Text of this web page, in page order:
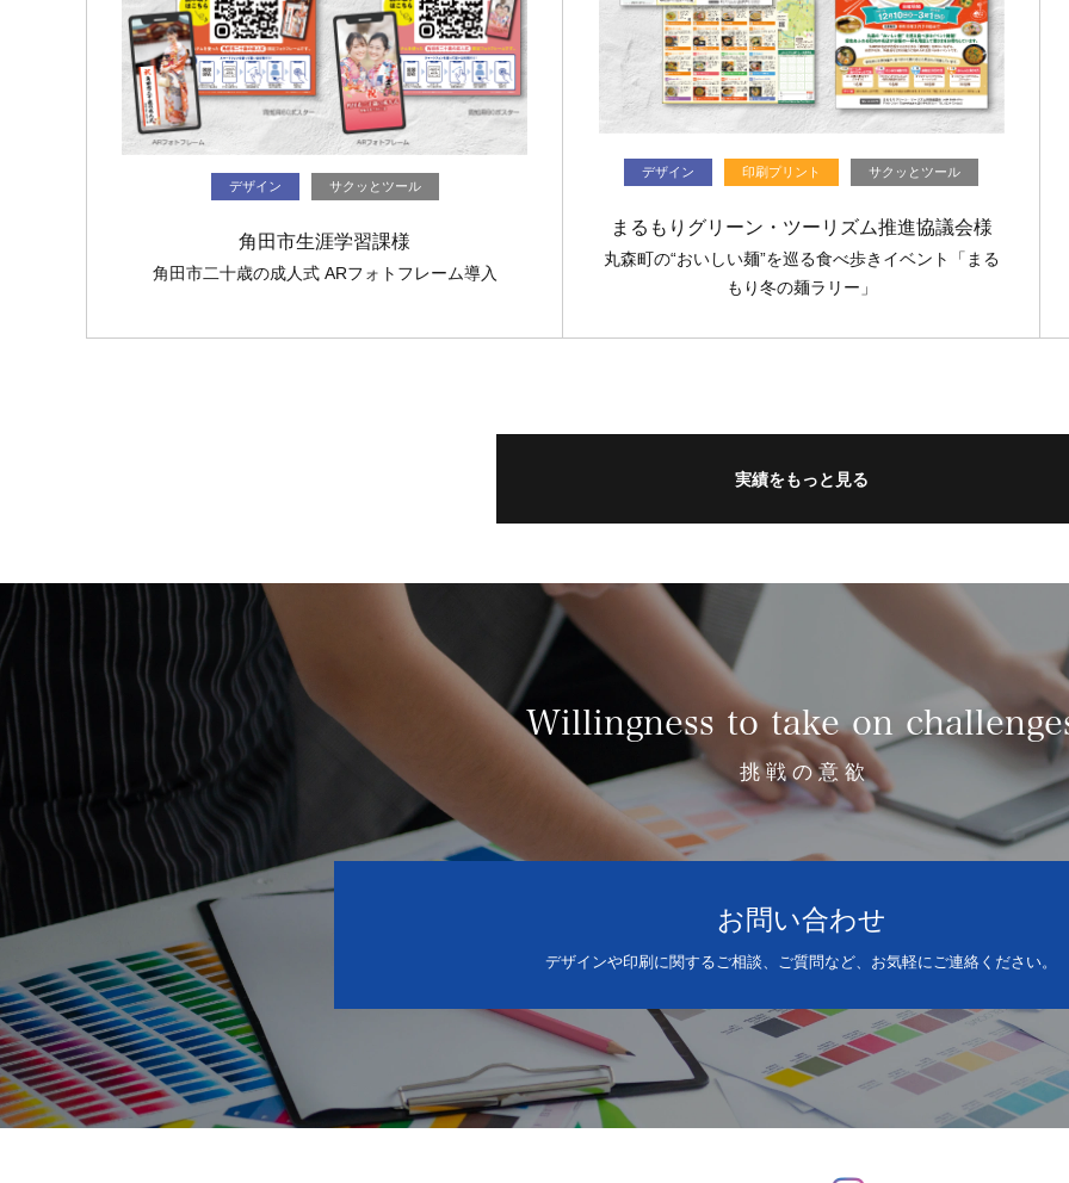
デザイン サクッとツール
角田市生涯学習課様
角田市二十歳の成人式 ARフォトフレーム導入
デザイン 印刷プリント サクッとツール
まるもりグリーン・ツーリズム推進協議会様
丸森町の“おいしい麺”を巡る食べ歩きイベント「まる
もり冬の麺ラリー」
実績をもっと見る
Willingness to take on
挑 戦 の 意 欲
お問い合わせ
デザインや印刷に関するご相談、ご質問など、お気軽にご連絡ください。